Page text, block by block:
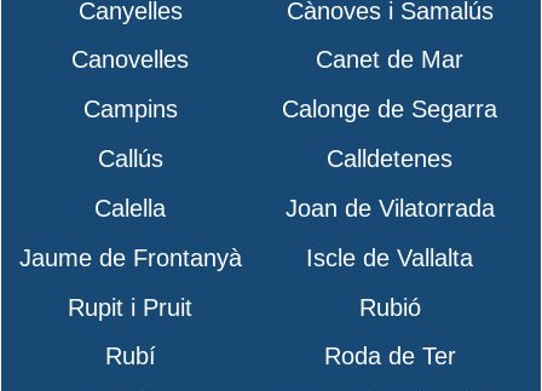
Canyelles
Cànoves i Samalús
Canovelles
Canet de Mar
Campins
Calonge de Segarra
Callús
Calldetenes
Calella
Joan de Vilatorrada
Jaume de Frontanyà
Iscle de Vallalta
Rupit i Pruit
Rubió
Rubí
Roda de Ter